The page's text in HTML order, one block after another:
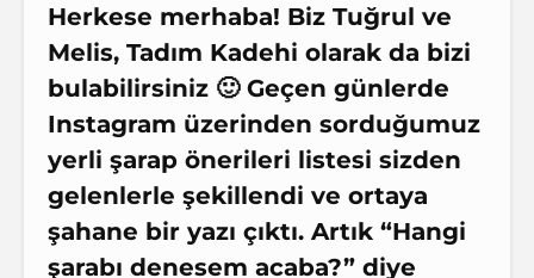
Herkese merhaba! Biz Tuğrul ve
Melis, Tadım Kadehi olarak da bizi
bulabilirsiniz 🙂 Geçen günlerde
Instagram üzerinden sorduğumuz
yerli şarap önerileri listesi sizden
gelenlerle şekillendi ve ortaya
şahane bir yazı çıktı. Artık “Hangi
şarabı denesem acaba?” diye